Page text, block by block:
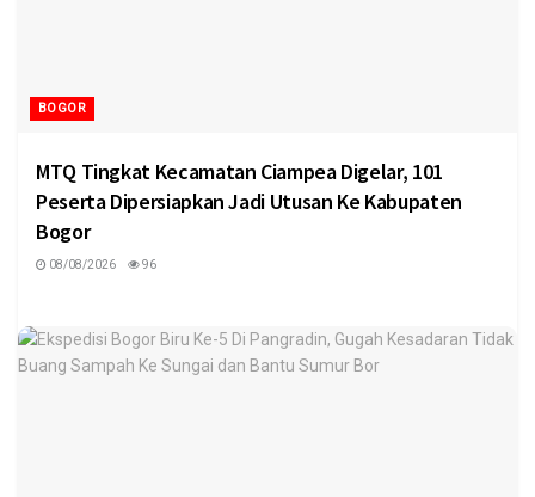
BOGOR
MTQ Tingkat Kecamatan Ciampea Digelar, 101
Peserta Dipersiapkan Jadi Utusan Ke Kabupaten
Bogor
08/08/2026 96